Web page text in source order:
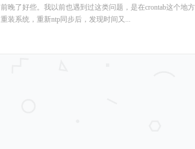
前晚了好些。我以前也遇到过这类问题，是在crontab这个地
重装系统，重新ntp同步后，发现时间又...